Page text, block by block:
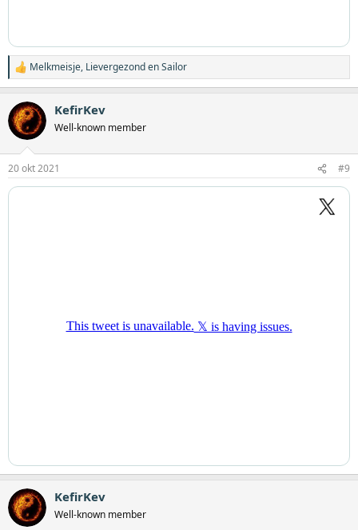
W
a
r
d
e
n
g
Melkmeisje, LievergezondenSailor
KefirKev
Well-known member
20 okt 2021 #9
KefirKev
Well-known member